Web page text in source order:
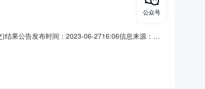
果公告发布时间：2023-06-2716:06信息来源：湖
购四、中标（成
公众号